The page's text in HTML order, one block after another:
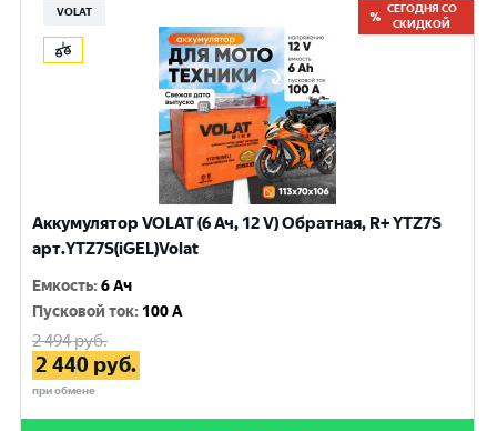
VOLAT
СЕГОДНЯ СО
СКИДКОЙ
Аккумулятор VOLAT (6 Ач, 12 V) Обратная, R+ YTZ7S
арт.YTZ7S(iGEL)Volat
Емкость:6 Ач
Пусковой ток: 100 A
2 494руб.
2 440 руб.
при обмене